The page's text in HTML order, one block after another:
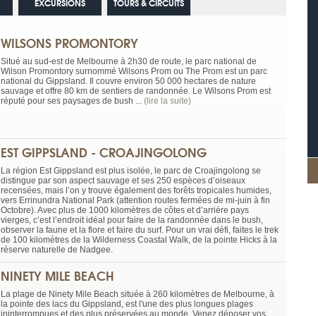
WILSONS PROMONTORY
Situé au sud-est de Melbourne à 2h30 de route, le parc national de
Wilson Promontory surnommé Wilsons Prom ou The Prom est un parc
national du Gippsland. Il couvre environ 50 000 hectares de nature
sauvage et offre 80 km de sentiers de randonnée. Le Wilsons Prom est
réputé pour ses paysages de bush ... (lire la suite)
EST GIPPSLAND - CROAJINGOLONG
La région Est Gippsland est plus isolée, le parc de Croajingolong se
distingue par son aspect sauvage et ses 250 espèces d’oiseaux
recensées, mais l’on y trouve également des forêts tropicales humides,
vers Errinundra National Park (attention routes fermées de mi-juin à fin
Octobre). Avec plus de 1000 kilomètres de côtes et d’arrière pays
vierges, c’est l’endroit idéal pour faire de la randonnée dans le bush,
observer la faune et la flore et faire du surf. Pour un vrai défi, faites le trek
de 100 kilomètres de la Wilderness Coastal Walk, de la pointe Hicks à la
réserve naturelle de Nadgee.
NINETY MILE BEACH
La plage de Ninety Mile Beach située à 260 kilomètres de Melbourne, à
la pointe des lacs du Gippsland, est l'une des plus longues plages
ininterrompues et des plus préservées au monde. Venez déposer vos